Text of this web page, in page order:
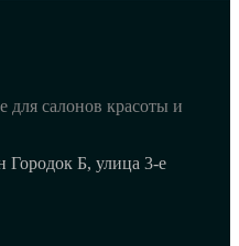
для салонов красоты и
Б, улица 3-е